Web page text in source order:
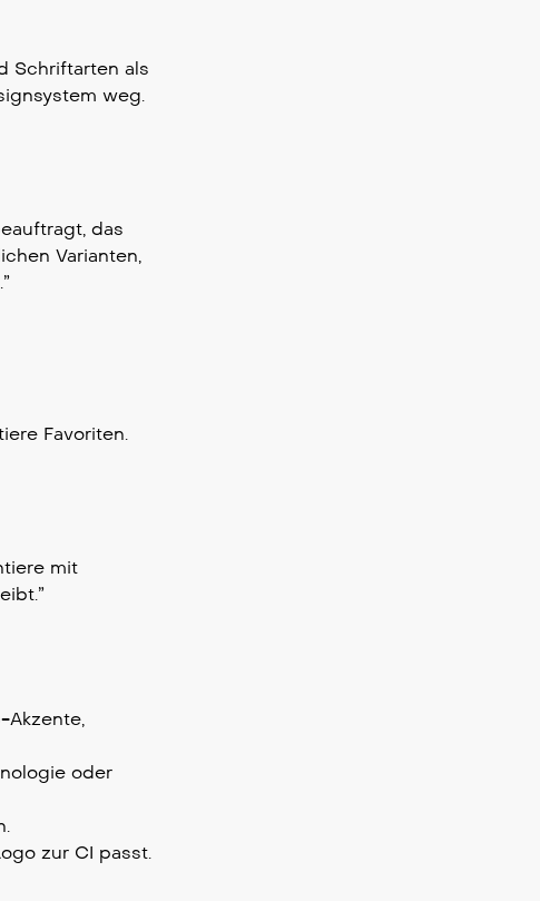
Schriftarten als
weg.
das
Varianten,
Favoriten.
mit
oder
zur CI passt.